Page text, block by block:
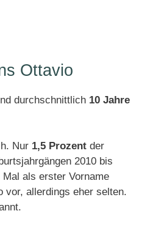
Ottavio
durchschnittlich 10 Jahre
Nur 1,5 Prozent der
2010 bis
als erster Vorname
vor, allerdings eher selten.